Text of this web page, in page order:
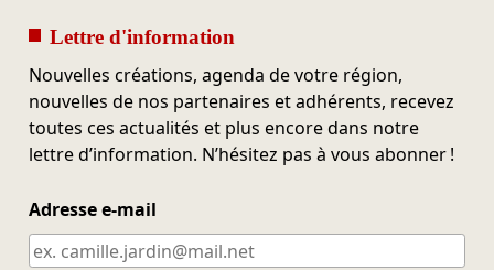
Lettre d'information
Nouvelles créations, agenda de votre région,
nouvelles de nos partenaires et adhérents, recevez
toutes ces actualités et plus encore dans notre
lettre d’information. N’hésitez pas à vous abonner !
Adresse e-mail